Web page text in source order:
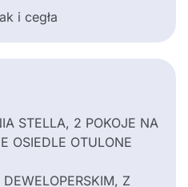
i cegła
STELLA, 2 POKOJE NA
OSIEDLE OTULONE
Z